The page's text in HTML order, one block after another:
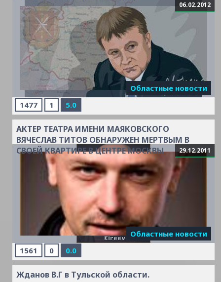
Читать дальше »
Читать
дальше »
1477 1 5.0
06.02.2012
Областные новости
АКТЕР ТЕАТРА ИМЕНИ МАЯКОВСКОГО
ВЯЧЕСЛАВ ТИТОВ ОБНАРУЖЕН МЕРТВЫМ В
СВОЕЙ КВАРТИРЕ В ЦЕНТРЕ МОСКВЫ
1561 0 0.0
29.12.2011
Областные новости
Жданов В.Г в Тульской области.